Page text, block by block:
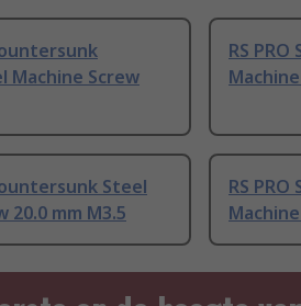
Machine Screw
RS
Steel
20.0 mm M3.5
RS